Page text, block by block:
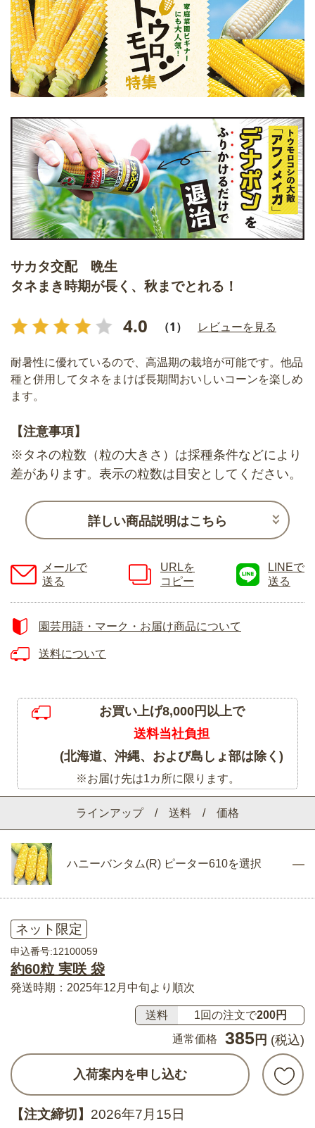
サカタ交配 晩生
タネまき時期が長く、秋までとれる！
4.0 （1） レビューを見る
ラインアップ / 送料 / 価格
ハニーバンタム(R) ピーター610を選択
ネット限定
申込番号:12100059
約60粒 実咲 袋
発送時期：2025年12月中旬より順次
送料 1回の注文で200円
通常価格
385 円 (税込)
入荷案内を申し込む
【注文締切】 2026年7月15日
耐暑性に優れているので、高温期の栽培が可能です。他品
種と併用してタネをまけば長期間おいしいコーンを楽しめ
ます。
【注意事項】
※タネの粒数（粒の大きさ）は採種条件などにより
差があります。表示の粒数は目安としてください。
詳しい商品説明はこちら
メールで
送る
URLを
コピー
LINEで
送る
園芸用語・マーク・お届け商品について
送料について
お買い上げ8,000円以上で
送料当社負担
(北海道、沖縄、および島しょ部は除く)
※お届け先は1カ所に限ります。